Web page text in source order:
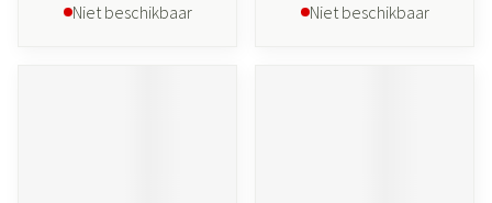
Niet beschikbaar Niet beschikbaar